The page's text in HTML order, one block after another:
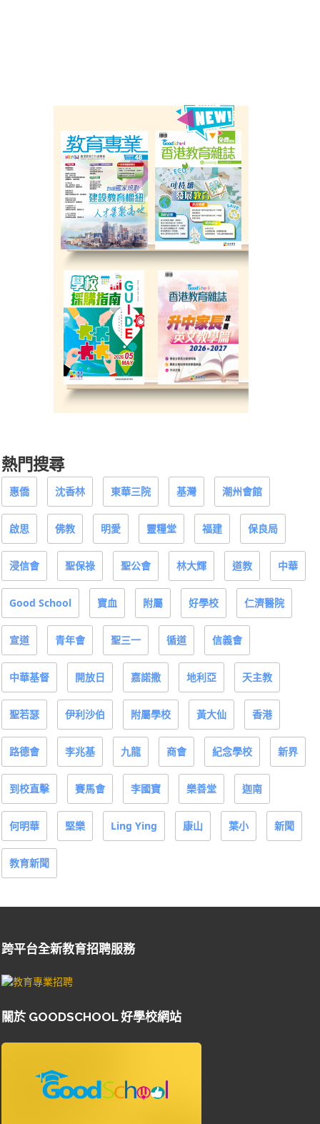
熱門搜尋
惠僑 沈香林 東華三院 基灣 潮州會館
啟思 佛教 明愛 靈糧堂 福建 保良局
浸信會 聖保祿 聖公會 林大輝 道教 中華
Good School 寶血 附屬 好學校 仁濟醫院
宣道 青年會 聖三一 循道 信義會
中華基督 開放日 嘉諾撒 地利亞 天主教
聖若瑟 伊利沙伯 附屬學校 黃大仙 香港
路德會 李兆基 九龍 商會 紀念學校 新界
到校直擊 賽馬會 李國寶 樂善堂 迦南
何明華 堅樂 Ling Ying 康山 葉小 新聞
教育新聞
跨平台全新教育招聘服務
關於 GOODSCHOOL 好學校網站